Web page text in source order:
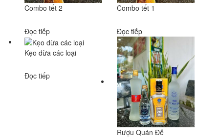
Combo tết 2
Đọc tiếp
Combo tết 1
Đọc tiếp
Kẹo dừa các loại
Đọc tiếp
Rượu Quán Đế